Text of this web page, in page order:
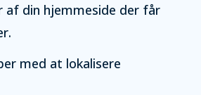
af din hjemmeside der får
med at lokalisere